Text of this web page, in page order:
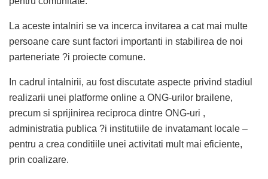
La aceste intalniri se va incerca invitarea a cat mai multe
persoane care sunt factori importanti in stabilirea de noi
parteneriate ?i proiecte comune.
In cadrul intalnirii, au fost discutate aspecte privind stadiul
realizarii unei platforme online a ONG-urilor brailene,
precum si sprijinirea reciproca dintre ONG-uri ,
administratia publica ?i institutiile de invatamant locale –
pentru a crea conditiile unei activitati mult mai eficiente,
prin coalizare.